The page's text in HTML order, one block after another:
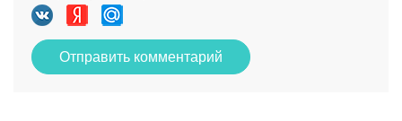
Отправить комментарий